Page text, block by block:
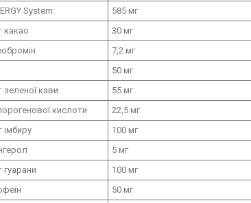
System:
585 мг
какао
30 мг
7,2 мг
50 мг
зеленої кави
55 мг
кислоти
22,5 мг
імбиру
100 мг
5 мг
гуарани
100 мг
50 мг